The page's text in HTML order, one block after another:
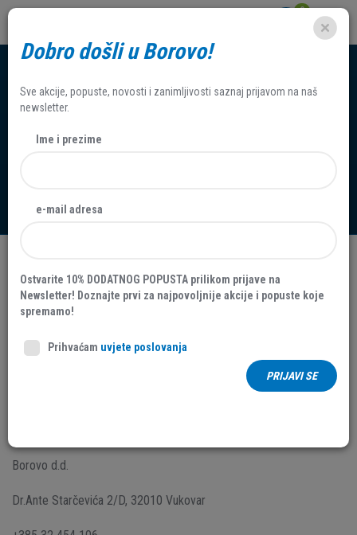
0
Reklamacije
Kupljeni proizvod s nedostatkom možete u zakonskom roku
reklamirati u prodavaonici Borovo uz predočenje originalnog
računa.
Reklamacije možete podnijeti i pisanim putem (elektronička pošta
Borovo d.d.
Dr.Ante Starčevića 2/D, 32010 Vukovar
Dobro došli u Borovo!
Sve akcije, popuste, novosti i zanimljivosti saznaj prijavom na naš
newsletter.
Ime i prezime
e-mail adresa
Ostvarite 10% DODATNOG POPUSTA prilikom prijave na
Newsletter! Doznajte prvi za najpovoljnije akcije i popuste koje
spremamo!
Prihvaćam uvjete poslovanja
PRIJAVI SE